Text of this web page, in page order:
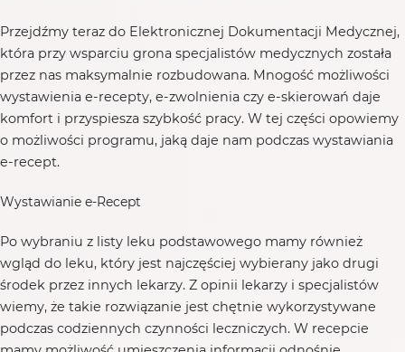
Przejdźmy teraz do Elektronicznej Dokumentacji Medycznej,
która przy wsparciu grona specjalistów medycznych została
przez nas maksymalnie rozbudowana. Mnogość możliwości
wystawienia e-recepty, e-zwolnienia czy e-skierowań daje
komfort i przyspiesza szybkość pracy. W tej części opowiemy
o możliwości programu, jaką daje nam podczas wystawiania
e-recept.
Wystawianie e-Recept
Po wybraniu z listy leku podstawowego mamy również
wgląd do leku, który jest najczęściej wybierany jako drugi
środek przez innych lekarzy. Z opinii lekarzy i specjalistów
wiemy, że takie rozwiązanie jest chętnie wykorzystywane
podczas codziennych czynności leczniczych. W recepcie